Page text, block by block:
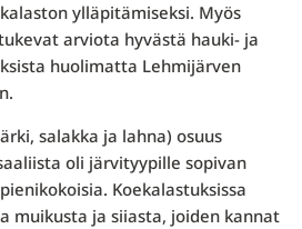
ylläpitämiseksi. Myös
arviota hyvästä hauki- ja
huolimatta Lehmijärven
salakka ja lahna) osuus
oli järvityypille sopivan
Koekalastuksissa
muikusta ja siiasta, joiden kannat